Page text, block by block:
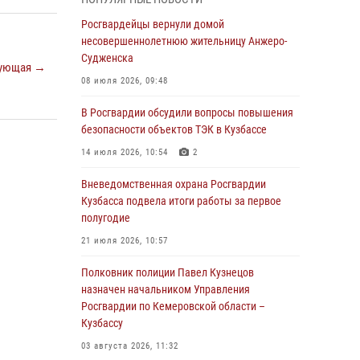
→
В Кузбассе стартовал чемпионат Сибирского
ордена Жукова округа Росгвардии по
служебно-боевой стрельбе
05 августа 2026, 10:53
дебошира, устроившего конфликт в
медицинском учреждении
05 августа 2026, 09:30
Росгвардейцы задержали участника драки,
причинившего побои оппоненту
05 августа 2026, 08:50
общественного порядка на городском пляже
05 августа 2026, 08:10
Росгвардейцы в Юрге пресекли попытку
проникновения на территорию частного
Росгвардейцы вернули домой
несовершеннолетнюю жительницу Анжеро-
Судженска
08 июля 2026, 09:48
В Росгвардии обсудили вопросы повышения
безопасности объектов ТЭК в Кузбассе
14 июля 2026, 10:54 2
Вневедомственная охрана Росгвардии
Кузбасса подвела итоги работы за первое
полугодие
21 июля 2026, 10:57
Полковник полиции Павел Кузнецов
назначен начальником Управления
Росгвардии по Кемеровской области –
Кузбассу
03 августа 2026, 11:32